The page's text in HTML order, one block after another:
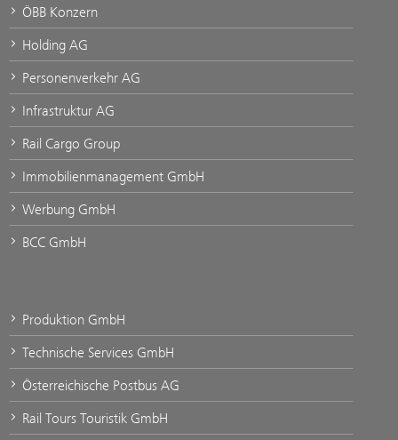
ÖBB Konzern
Holding AG
Personenverkehr AG
Infrastruktur AG
Rail Cargo Group
Immobilienmanagement GmbH
Werbung GmbH
BCC GmbH
Produktion GmbH
Technische Services GmbH
Österreichische Postbus AG
Rail Tours Touristik GmbH